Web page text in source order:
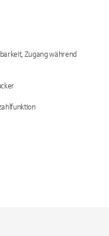
Zugang während